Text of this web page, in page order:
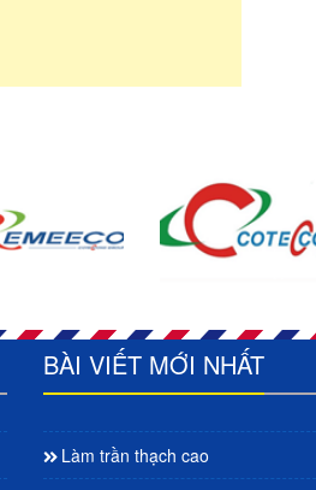
BÀI VIẾT MỚI NHẤT
Làm trần thạch cao